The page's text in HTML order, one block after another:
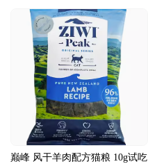
巅峰 风干羊肉配方猫粮 10g试吃